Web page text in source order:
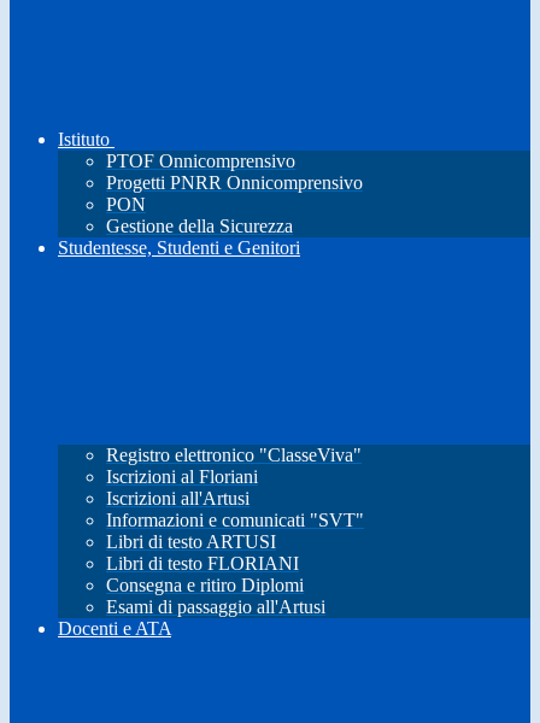
Istituto
PTOF Onnicomprensivo
Progetti PNRR Onnicomprensivo
PON
Gestione della Sicurezza
Studentesse, Studenti e Genitori
Registro elettronico "ClasseViva"
Iscrizioni al Floriani
Iscrizioni all'Artusi
Informazioni e comunicati "SVT"
Libri di testo ARTUSI
Libri di testo FLORIANI
Consegna e ritiro Diplomi
Esami di passaggio all'Artusi
Docenti e ATA